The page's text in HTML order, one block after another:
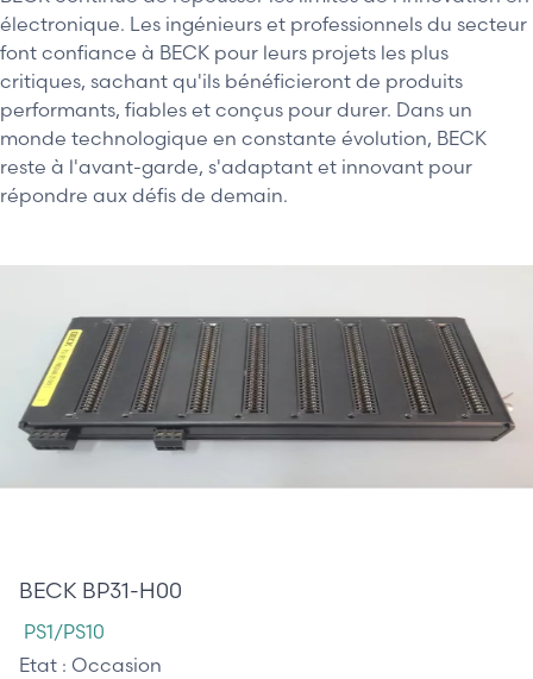
électronique. Les ingénieurs et professionnels du secteur
font confiance à BECK pour leurs projets les plus
critiques, sachant qu'ils bénéficieront de produits
performants, fiables et conçus pour durer. Dans un
monde technologique en constante évolution, BECK
reste à l'avant-garde, s'adaptant et innovant pour
répondre aux défis de demain.
BECK BP31-H00
PS1/PS10
Etat : Occasion